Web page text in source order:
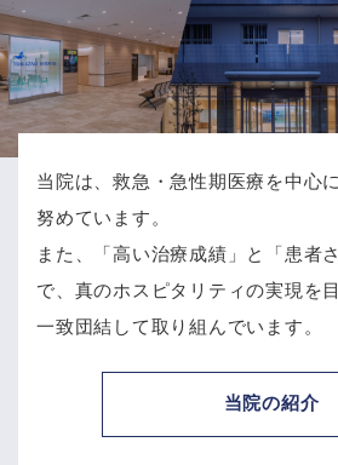
当院は、救急・急性期医療を中心
努めています。
また、「高い治療成績」と「患者
で、 真のホスピタリティの実現を
一致団結して取り組んでいます。
当院の紹介